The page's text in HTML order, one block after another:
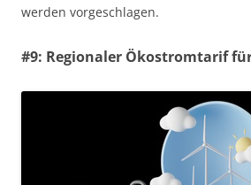
werden vorgeschlagen.
#9: Regionaler Ökostromtarif